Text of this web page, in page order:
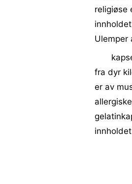
religiøse
Ulemper
fra dyr
er av